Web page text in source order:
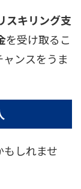
スキリング支
を受け取るこ
ンスをうま
しれませ